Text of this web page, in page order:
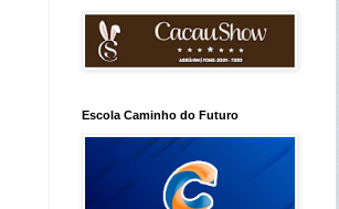
Escola Caminho do Futuro